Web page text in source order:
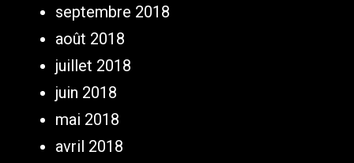
septembre 2018
août 2018
juillet 2018
juin 2018
mai 2018
avril 2018